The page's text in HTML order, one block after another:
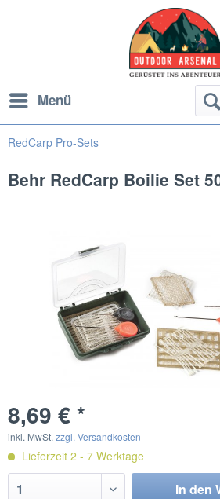
Menü
RedCarp Pro-Sets
Behr RedCarp Boilie Set
8,69 € *
inkl. MwSt. zzgl. Versandkosten
Lieferzeit 2 - 7 Werktage
In den